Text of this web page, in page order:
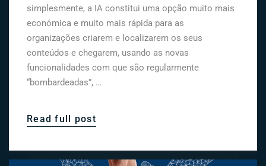
simplesmente, a IA constitui uma opção muito mais
económica e muito mais rápida para as
organizações criarem e localizarem os seus
conteúdos e chegarem, usando as novas
funcionalidades com que são regularmente
“bombardeadas”, …
Read full post